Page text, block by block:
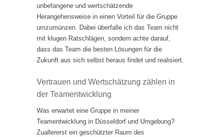
unbefangene und wertschätzende
Herangehensweise in einen Vorteil für die Gruppe
umzumünzen. Dabei überfalle ich das Team nicht
mit klugen Ratschlägen, sondern achte darauf,
dass das Team die besten Lösungen für die
Zukunft aus sich selbst heraus findet und realisiert.
Vertrauen und Wertschätzung zählen in
der Teamentwicklung
Was erwartet eine Gruppe in meiner
Teamentwicklung in Düsseldorf und Umgebung?
Zuallererst ein geschützter Raum des